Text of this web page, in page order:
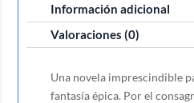
Información adicional
Valoraciones (0)
Una novela imprescindible
fantasía épica. Por el